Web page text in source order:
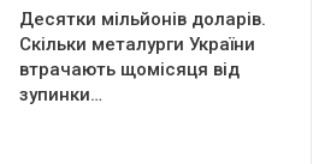
Десятки мільйонів доларів.
Скільки металурги України
втрачають щомісяця від
зупинки…